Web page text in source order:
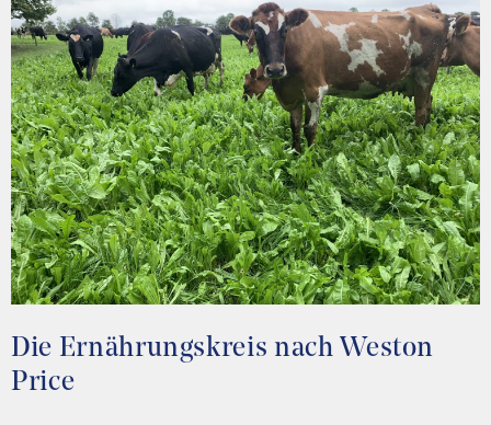
Die Ernährungskreis nach Weston
Price